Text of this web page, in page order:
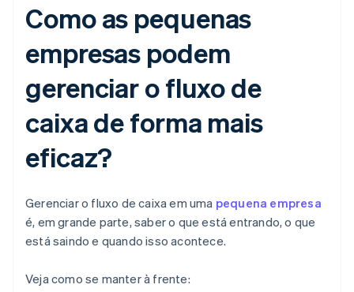
Como as pequenas
empresas podem
gerenciar o fluxo de
caixa de forma mais
eficaz?
Gerenciar o fluxo de caixa em uma pequena empresa
é, em grande parte, saber o que está entrando, o que
está saindo e quando isso acontece.
Veja como se manter à frente: